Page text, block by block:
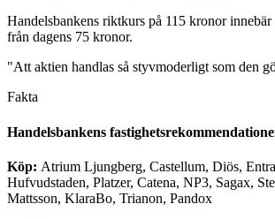
Handelsbankens riktkurs på 115 kronor
från dagens 75 kronor.
"Att aktien handlas så styvmoderligt som den
Fakta
Handelsbankens
Köp: Atrium Ljungberg, Castellum, Diös,
Hufvudstaden, Platzer, Catena, NP3, Sagax,
Mattsson, KlaraBo, Trianon, Pandox